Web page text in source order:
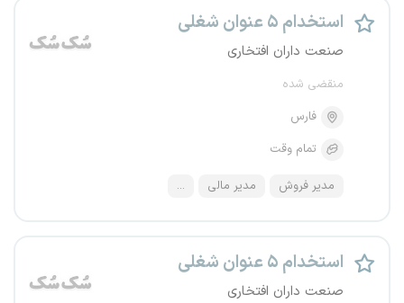
استخدام ۵ عنوان شغلی
صنعت داران افتخاری
منقضی شده
فارس
تمام وقت
مدیر فروش مدیر مالی ...
استخدام ۵ عنوان شغلی
صنعت داران افتخاری